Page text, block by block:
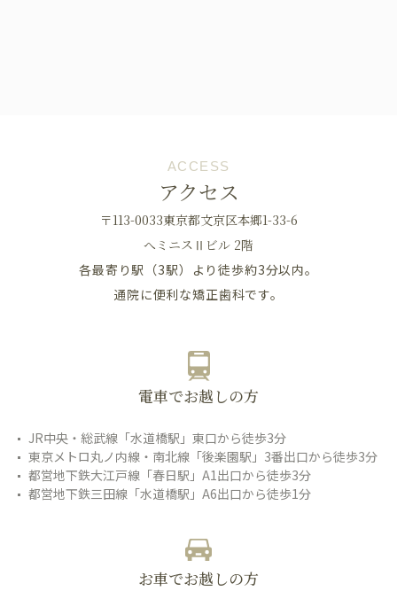
ACCESS
アクセス
〒113-0033東京都文京区本郷1-33-6
へミニスⅡビル 2階
各最寄り駅（3駅）より徒歩約3分以内。
通院に便利な矯正歯科です。
電車でお越しの方
JR中央・総武線「水道橋駅」東口から徒歩3分
東京メトロ丸ノ内線・南北線「後楽園駅」3番出口から徒歩3分
都営地下鉄大江戸線「春日駅」A1出口から徒歩3分
都営地下鉄三田線「水道橋駅」A6出口から徒歩1分
お車でお越しの方